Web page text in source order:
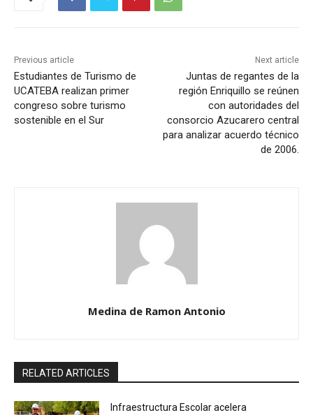
Previous article
Estudiantes de Turismo de
UCATEBA realizan primer
congreso sobre turismo
sostenible en el Sur
Next article
Juntas de regantes de la
región Enriquillo se reúnen
con autoridades del
consorcio Azucarero central
para analizar acuerdo técnico
de 2006.
Medina de Ramon Antonio
RELATED ARTICLES
Infraestructura Escolar acelera